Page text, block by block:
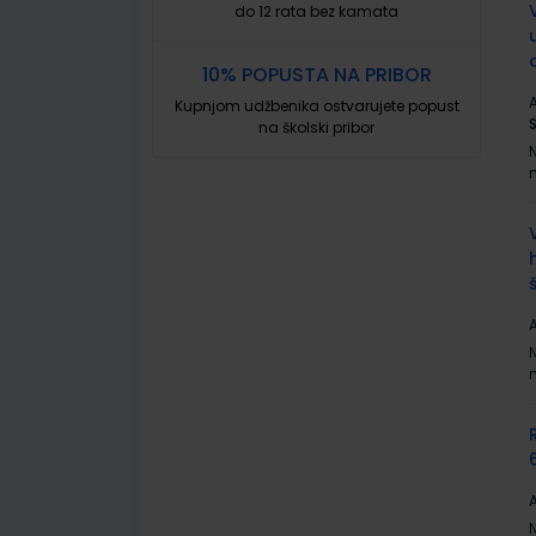
do 12 rata bez kamata
10% POPUSTA NA PRIBOR
Kupnjom udžbenika ostvarujete popust
na školski pribor